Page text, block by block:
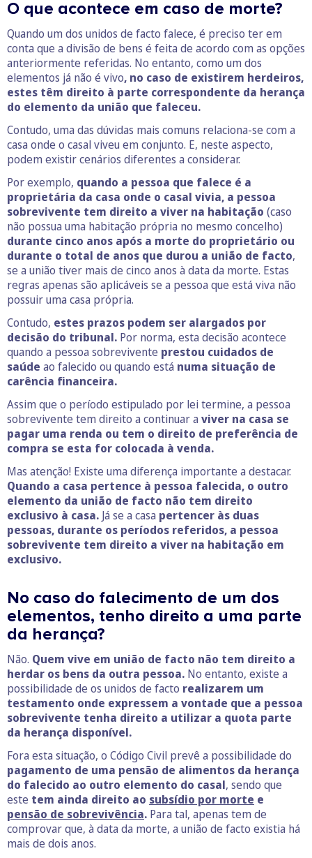
O que acontece em caso de morte?
Quando um dos unidos de facto falece, é preciso ter em
conta que a divisão de bens é feita de acordo com as opções
anteriormente referidas. No entanto, como um dos
elementos já não é vivo, no caso de existirem herdeiros,
estes têm direito à parte correspondente da herança
do elemento da união que faleceu.
Contudo, uma das dúvidas mais comuns relaciona-se com a
casa onde o casal viveu em conjunto. E, neste aspecto,
podem existir cenários diferentes a considerar.
Por exemplo, quando a pessoa que falece é a
proprietária da casa onde o casal vivia, a pessoa
sobrevivente tem direito a viver na habitação (caso
não possua uma habitação própria no mesmo concelho)
durante cinco anos após a morte do proprietário ou
durante o total de anos que durou a união de facto,
se a união tiver mais de cinco anos à data da morte. Estas
regras apenas são aplicáveis se a pessoa que está viva não
possuir uma casa própria.
Contudo, estes prazos podem ser alargados por
decisão do tribunal. Por norma, esta decisão acontece
quando a pessoa sobrevivente prestou cuidados de
saúde ao falecido ou quando está numa situação de
carência financeira.
Assim que o período estipulado por lei termine, a pessoa
sobrevivente tem direito a continuar a viver na casa se
pagar uma renda ou tem o direito de preferência de
compra se esta for colocada à venda.
Mas atenção! Existe uma diferença importante a destacar.
Quando a casa pertence à pessoa falecida, o outro
elemento da união de facto não tem direito
exclusivo à casa. Já se a casa pertencer às duas
pessoas, durante os períodos referidos, a pessoa
sobrevivente tem direito a viver na habitação em
exclusivo.
No caso do falecimento de um dos
elementos, tenho direito a uma parte
da herança?
Não. Quem vive em união de facto não tem direito a
herdar os bens da outra pessoa. No entanto, existe a
possibilidade de os unidos de facto realizarem um
testamento onde expressem a vontade que a pessoa
sobrevivente tenha direito a utilizar a quota parte
da herança disponível.
Fora esta situação, o Código Civil prevê a possibilidade do
pagamento de uma pensão de alimentos da herança
do falecido ao outro elemento do casal, sendo que
este tem ainda direito ao subsídio por morte e
pensão de sobrevivência. Para tal, apenas tem de
comprovar que, à data da morte, a união de facto existia há
mais de dois anos.